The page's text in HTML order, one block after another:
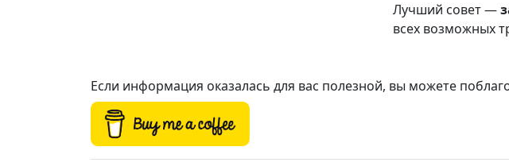
Лучший совет —
всех возможных
Если информация оказалась для вас полезной, вы можете